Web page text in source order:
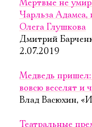
Мертвые не
Чарльза
Олега Глушкова
Дмитрий
2.07.2019
Медведь пришел:
вовсю веселят и
Влад Васюхин,
Театральные